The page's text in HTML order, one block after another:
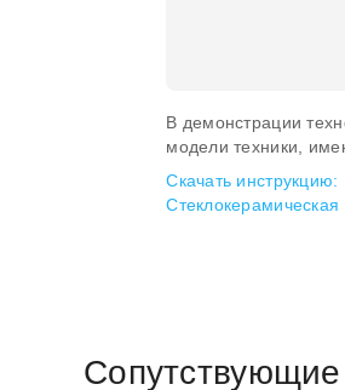
В демонстрации
модели техники,
Скачать инструкцию: